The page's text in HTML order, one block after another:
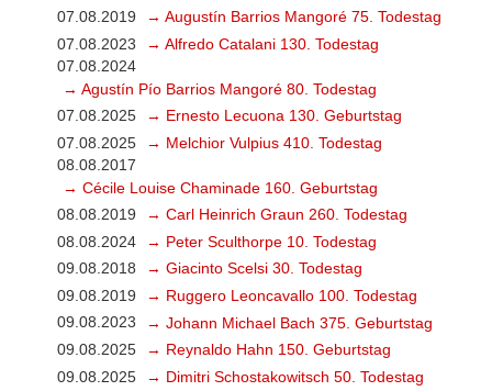
07.08.2019
→ Augustín Barrios Mangoré 75. Todestag
07.08.2023
→ Alfredo Catalani 130. Todestag
07.08.2024
→ Agustín Pío Barrios Mangoré 80. Todestag
07.08.2025
→ Ernesto Lecuona 130. Geburtstag
07.08.2025
→ Melchior Vulpius 410. Todestag
08.08.2017
→ Cécile Louise Chaminade 160. Geburtstag
08.08.2019
→ Carl Heinrich Graun 260. Todestag
08.08.2024
→ Peter Sculthorpe 10. Todestag
09.08.2018
→ Giacinto Scelsi 30. Todestag
09.08.2019
→ Ruggero Leoncavallo 100. Todestag
09.08.2023
→ Johann Michael Bach 375. Geburtstag
09.08.2025
→ Reynaldo Hahn 150. Geburtstag
09.08.2025
→ Dimitri Schostakowitsch 50. Todestag